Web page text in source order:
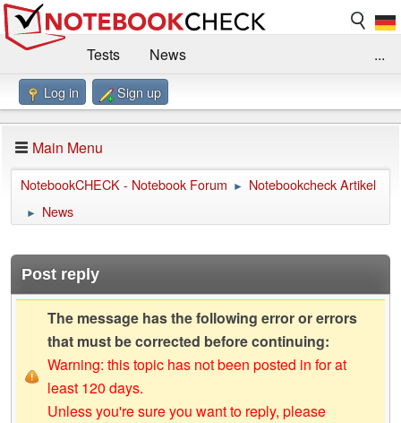
Tests
News
Benchmarks / Technik
Forum
Impressum
...
Log in Sign up
Main Menu
NotebookCHECK - Notebook Forum ► Notebookcheck Artikel
► News
Post reply
The message has the following error or errors
that must be corrected before continuing:
Warning: this topic has not been posted in for at
least 120 days.
Unless you're sure you want to reply, please